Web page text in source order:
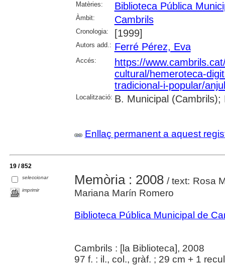
Matèries:
Biblioteca Pública
Àmbit: Cambrils
Cronologia: [1999]
Autors add.: Ferré Pérez, Eva
Accés:
https://
cultural/hemeroteca-
tradicional-i-popular/
Localització: B. Municipal
Enllaç permanent a aquest
19 / 852
seleccionar
imprimir
Memòria : 2008 / text: Rosa
Mariana Marín Romero
Biblioteca Pública Municipal de
Cambrils : [la Biblioteca], 2008
97 f. : il., col., gràf. ; 29 cm + 1